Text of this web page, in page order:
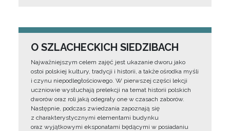
O SZLACHECKICH SIEDZIBACH
Najważniejszym celem zajęć jest ukazanie dworu jako
ostoi polskiej kultury, tradycji i historii, a także ośrodka myśli
i czynu niepodległościowego. W pierwszej części lekcji
uczniowie wysłuchają prelekcji na temat historii polskich
dworów oraz roli jaką odegrały one w czasach zaborów.
Następnie, podczas zwiedzania zapoznają się
z charakterystycznymi elementami budynku
oraz wyjątkowymi eksponatami będącymi w posiadaniu